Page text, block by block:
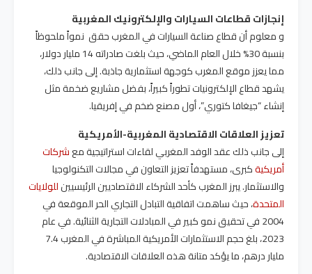
إنجازات قطاعات السيارات والإلكترونيك المغربية
و معلوم أن قطاع صناعة السيارات في المغرب حقق نمواً ملحوظاً
بنسبة 30% خلال العام الماضي، حيث بلغت صادراته 14 مليار دولار،
مما يعزز موقع المغرب كوجهة استثمارية جاذبة. إلى جانب ذلك،
يشهد قطاع الإلكترونيات تطوراً كبيراً، بفضل مشاريع ضخمة مثل
إنشاء “جيغافا كتوري”، أول مصنع ضخم في إفريقيا.
تعزيز العلاقات الاقتصادية المغربية-الأمريكية
إلى جانب ذلك عقد الوفد المغربي لقاءات استراتيجية معشركات
أمريكيةكبرى، مستهدفاً تعزيز التعاون في مجالات التكنولوجيا
والاستثمار. يبرز المغرب كأحد الشركاء الاقتصاديين الرئيسيينللولايات
المتحدة، حيث ساهمت اتفاقية التبادل التجاري الحر الموقعة في
2004 في تحقيق نمو كبير في المبادلات التجارية الثنائية. في عام
2023، بلغ حجم الاستثمارات الأمريكية المباشرة في المغرب 7.4
مليار درهم، ما يؤكد متانة هذه العلاقات الاقتصادية.